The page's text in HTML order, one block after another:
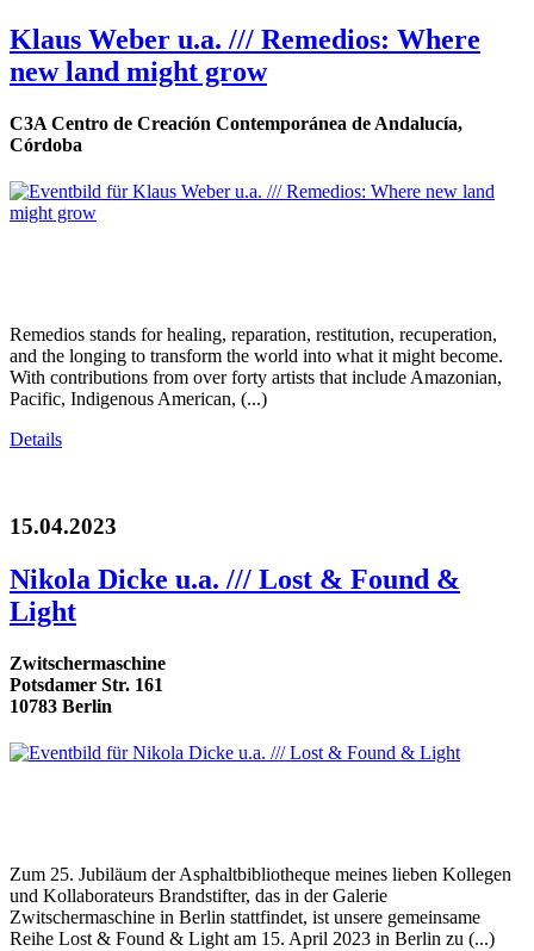
Klaus Weber u.a. /// Remedios: Where
new land might grow
C3A Centro de Creación Contemporánea de Andalucía,
Córdoba
Remedios stands for healing, reparation, restitution, recuperation,
and the longing to transform the world into what it might become.
With contributions from over forty artists that include Amazonian,
Pacific, Indigenous American, (...)
Details
15.04.2023
Nikola Dicke u.a. /// Lost & Found &
Light
Zwitschermaschine
Potsdamer Str. 161
10783 Berlin
Zum 25. Jubiläum der Asphaltbibliotheque meines lieben Kollegen
und Kollaborateurs Brandstifter, das in der Galerie
Zwitschermaschine in Berlin stattfindet, ist unsere gemeinsame
Reihe Lost & Found & Light am 15. April 2023 in Berlin zu (...)